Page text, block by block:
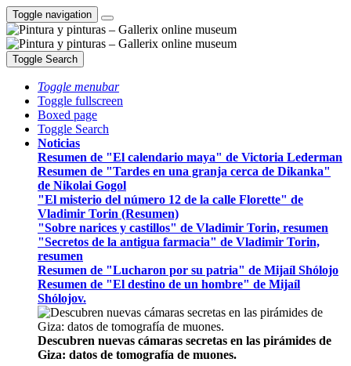
Toggle navigation
Toggle Search
Toggle menubar
Toggle fullscreen
Boxed page
Toggle Search
Noticias
Resumen de "El calendario maya" de Victoria Lederman
Resumen de "Tardes en una granja cerca de Dikanka"
de Nikolai Gogol
"El misterio del número 12 de la calle Florette" de
Vladimir Torin (Resumen)
"Sobre narices y castillos" de Vladimir Torin, resumen
"Secretos de la antigua farmacia" de Vladimir Torin,
resumen
Resumen de "Lucharon por su patria" de Mijaíl Shólojo
Resumen de "El destino de un hombre" de Mijaíl
Shólojov.
Descubren nuevas cámaras secretas en las pirámides de
Giza: datos de tomografía de muones.